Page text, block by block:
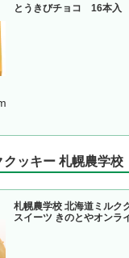
とうきびチョコ 16本入
クッキー 札幌農学校
札幌農学校 北海道ミルク
スイーツ きのとやオンラ